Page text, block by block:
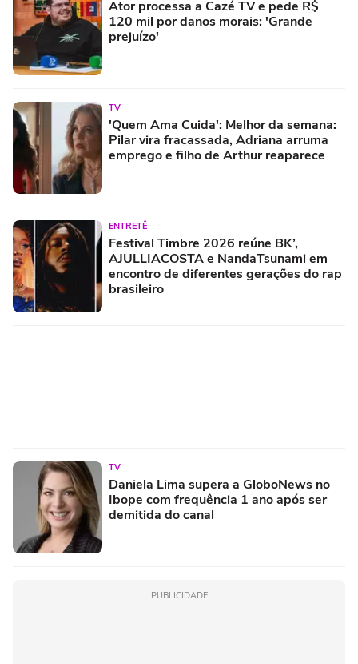
Ator processa a Cazé TV e pede R$
120 mil por danos morais: 'Grande
prejuízo'
TV
'Quem Ama Cuida': Melhor da semana:
Pilar vira fracassada, Adriana arruma
emprego e filho de Arthur reaparece
ENTRETÊ
Festival Timbre 2026 reúne BK’,
AJULLIACOSTA e NandaTsunami em
encontro de diferentes gerações do rap
brasileiro
TV
Daniela Lima supera a GloboNews no
Ibope com frequência 1 ano após ser
demitida do canal
PUBLICIDADE